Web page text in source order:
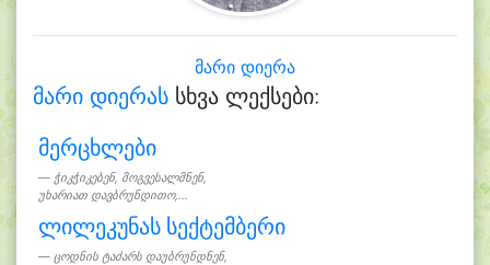
მარი დიერა
მარი დიერას სხვა ლექსები:
მერცხლები
ჭიკჭიკებენ, მოგვესალმნენ,
უხარიათ დავბრუნდითო,...
ლილეკუნას სექტემბერი
ცოდნის ტაძარს დაუბრუნდნენ,